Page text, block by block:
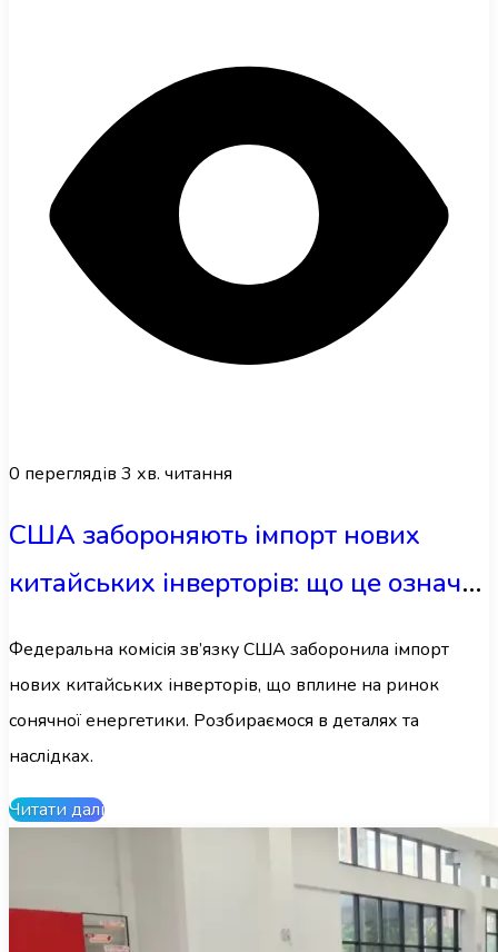
0 переглядів 3 хв. читання
США забороняють імпорт нових
китайських інверторів: що це означає
для сонячної енергетики
Федеральна комісія зв’язку США заборонила імпорт
нових китайських інверторів, що вплине на ринок
сонячної енергетики. Розбираємося в деталях та
наслідках.
Читати далі